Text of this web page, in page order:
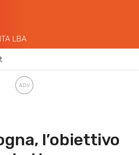
LBA
l’obiettivo